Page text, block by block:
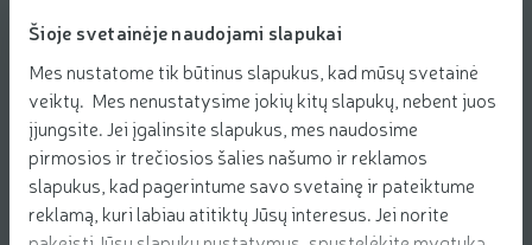
Šioje svetainėje naudojami slapukai
Mes nustatome tik būtinus slapukus, kad mūsų svetainė
veiktų. Mes nenustatysime jokių kitų slapukų, nebent juos
įjungsite. Jei įgalinsite slapukus, mes naudosime
pirmosios ir trečiosios šalies našumo ir reklamos
slapukus, kad pagerintume savo svetainę ir pateiktume
reklamą, kuri labiau atitiktų Jūsų interesus. Jei norite